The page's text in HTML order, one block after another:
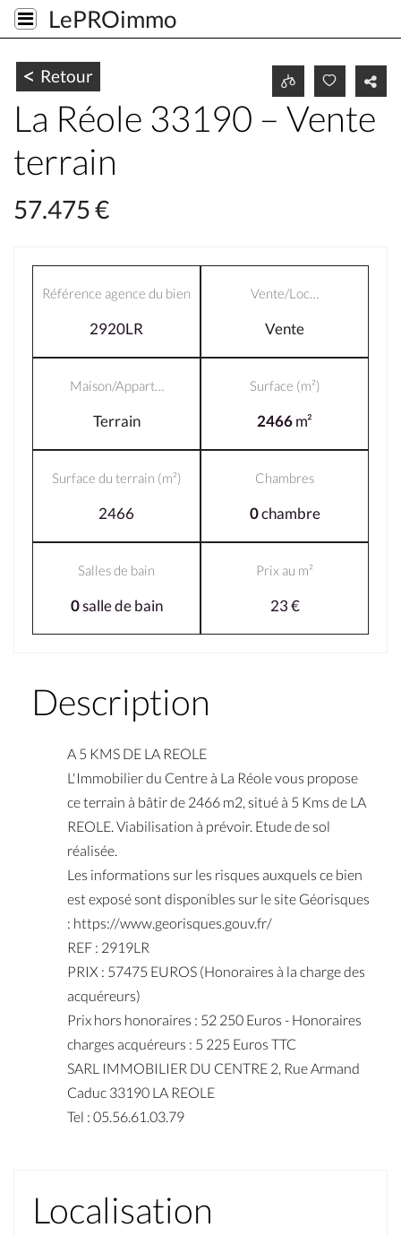
LePROimmo
< Retour
La Réole 33190 – Vente
terrain
57.475 €
Référence agence du bien
2920LR
Vente/Loc…
Vente
Maison/Appart…
Terrain
Surface (m²)
2466m²
Surface du terrain (m²)
2466
Chambres
0chambre
Salles de bain
0salle de bain
Prix au m²
23 €
Description
A 5 KMS DE LA REOLE
L'Immobilier du Centre à La Réole vous propose
ce terrain à bâtir de 2466 m2, situé à 5 Kms de LA
REOLE. Viabilisation à prévoir. Etude de sol
réalisée.
Les informations sur les risques auxquels ce bien
est exposé sont disponibles sur le site Géorisques
: https://www.georisques.gouv.fr/
REF : 2919LR
PRIX : 57475 EUROS (Honoraires à la charge des
acquéreurs)
Prix hors honoraires : 52 250 Euros - Honoraires
charges acquéreurs : 5 225 Euros TTC
SARL IMMOBILIER DU CENTRE 2, Rue Armand
Caduc 33190 LA REOLE
Tel : 05.56.61.03.79
Localisation